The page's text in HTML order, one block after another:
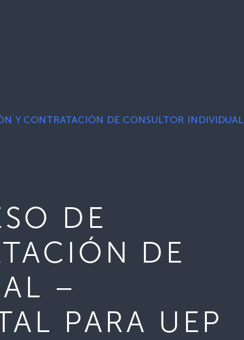
Y CONTRATACIÓN DE CONSULTOR INDIVIDUAL
DE
DE
–
PARA UEP